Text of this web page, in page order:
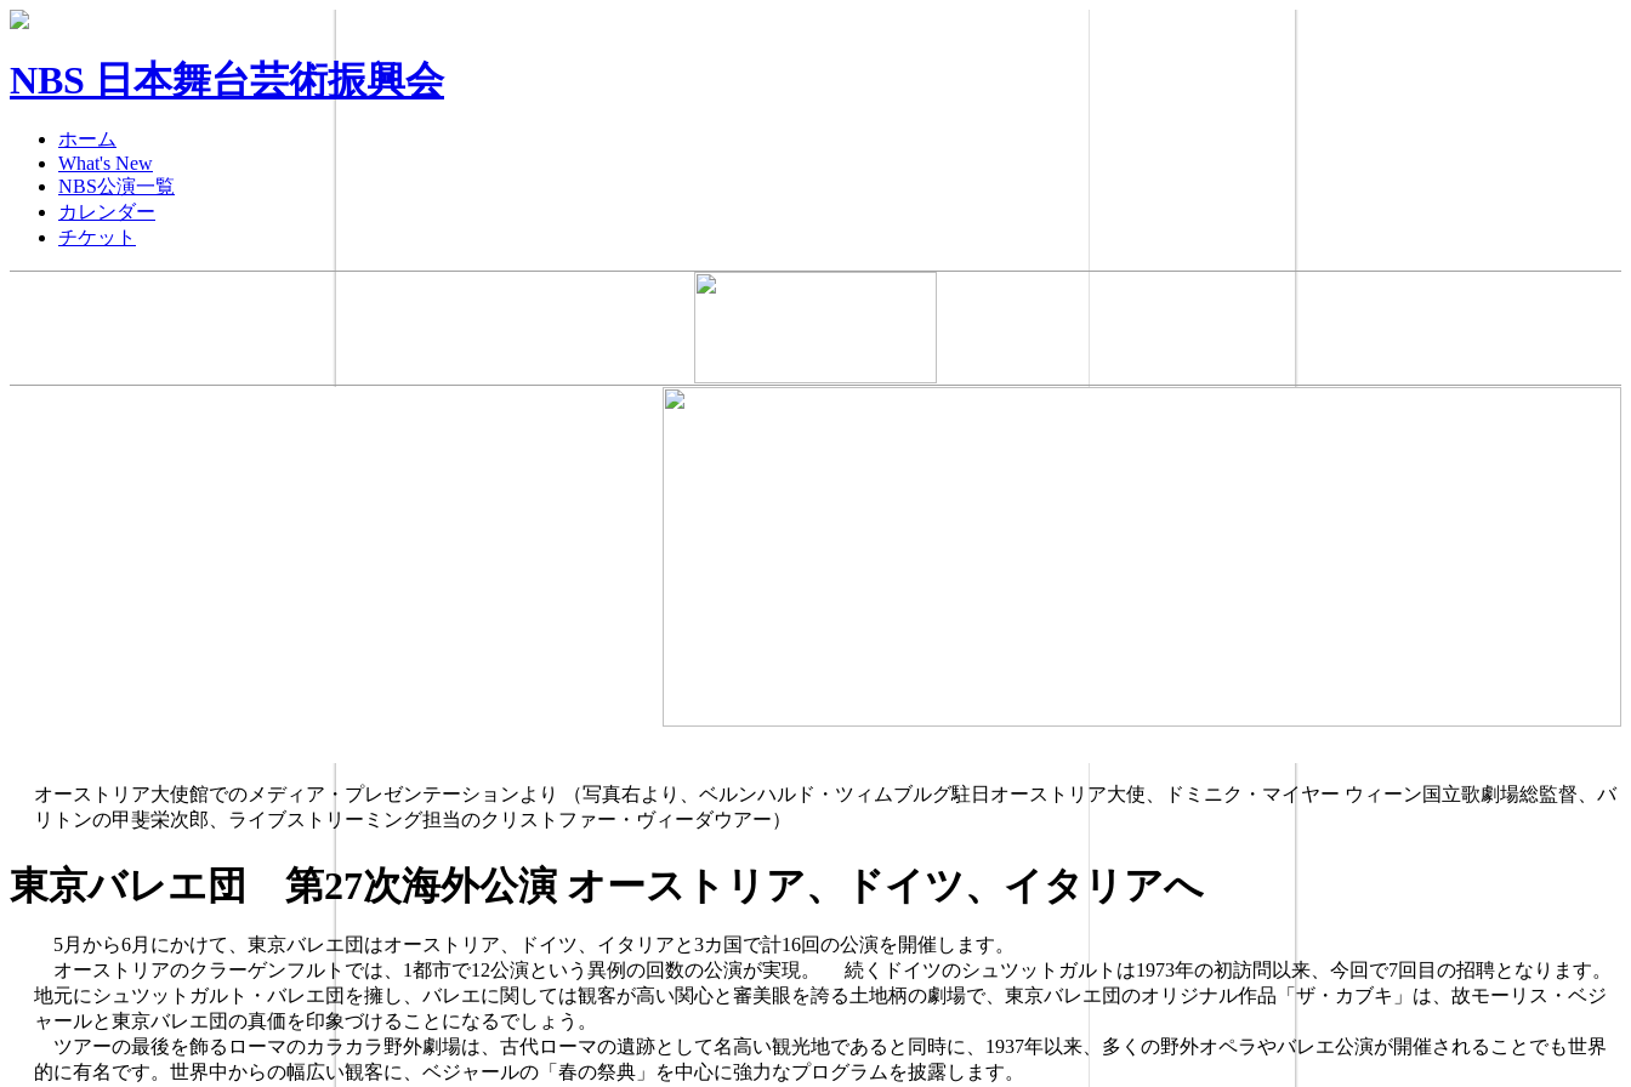
NBS 日本舞台芸術振興会
ホーム
What's New
NBS公演一覧
カレンダー
チケット
オーストリア大使館でのメディア・プレゼンテーションより （写真右より、ベルンハルド・ツィムブルグ駐日オーストリア大使、ドミニク・マイヤー ウィーン国立歌劇場総監督、バ
リトンの甲斐栄次郎、ライブストリーミング担当のクリストファー・ヴィーダウアー）
東京バレエ団 第27次海外公演 オーストリア、ドイツ、イタリアへ
5月から6月にかけて、東京バレエ団はオーストリア、ドイツ、イタリアと3カ国で計16回の公演を開催します。
オーストリアのクラーゲンフルトでは、1都市で12公演という異例の回数の公演が実現。 続くドイツのシュツットガルトは1973年の初訪問以来、今回で7回目の招聘となります。
地元にシュツットガルト・バレエ団を擁し、バレエに関しては観客が高い関心と審美眼を誇る土地柄の劇場で、東京バレエ団のオリジナル作品「ザ・カブキ」は、故モーリス・ベジ
ャールと東京バレエ団の真価を印象づけることになるでしょう。
ツアーの最後を飾るローマのカラカラ野外劇場は、古代ローマの遺跡として名高い観光地であると同時に、1937年以来、多くの野外オペラやバレエ公演が開催されることでも世界
的に有名です。世界中からの幅広い観客に、ベジャールの「春の祭典」を中心に強力なプログラムを披露します。